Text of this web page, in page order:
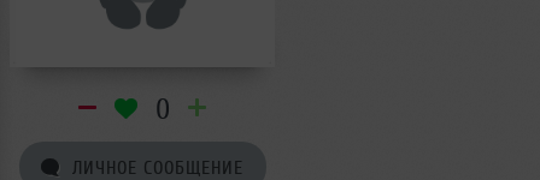
0
ЛИЧНОЕ СООБЩЕНИЕ